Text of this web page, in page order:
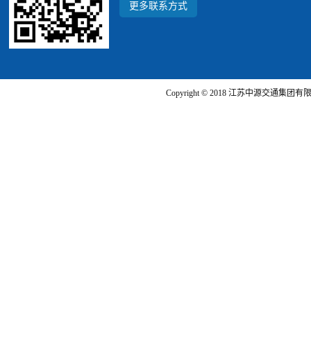
更多联系方式
Copyright © 2018 江苏中源交通集团有